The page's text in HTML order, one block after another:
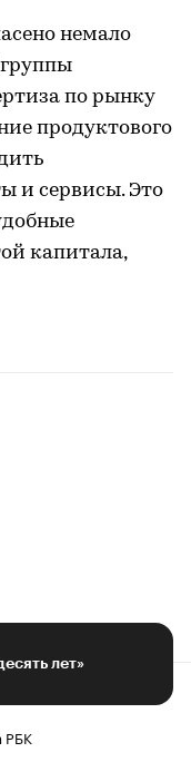
немало
по рынку
продуктового
и сервисы. Это
капитала,
лет»
РБК